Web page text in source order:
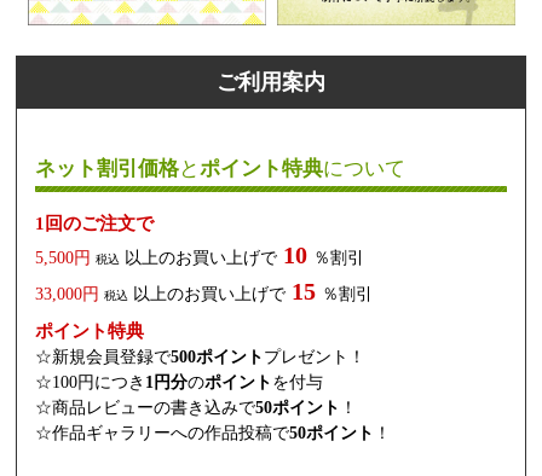
ご利用案内
ネット割引価格とポイント特典について
1回のご注文で
5,500円 税込 以上のお買い上げで 10 ％割引
33,000円 税込 以上のお買い上げで 15 ％割引
ポイント特典
☆新規会員登録で500ポイント プレゼント！
☆100円につき 1円分のポイント を付与
☆商品レビューの書き込みで50ポイント ！
☆作品ギャラリーへの作品投稿で50ポイント ！